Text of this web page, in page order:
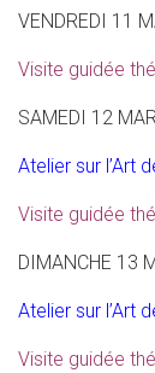
VENDREDI 11
Visite guidée
SAMEDI 12
Atelier sur l’Art
Visite guidée
DIMANCHE 13
Atelier sur l’Art
Visite guidée